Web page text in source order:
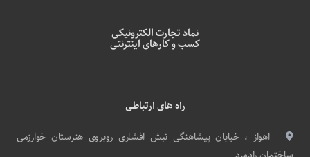
نماد تجارت الکترونیکی
کسب و کارهای اینترنتی
راه های ارتباطی
اهواز ، خیابان پیشاهنگی نبش افشاری روبروی هنرستان خوارزمی